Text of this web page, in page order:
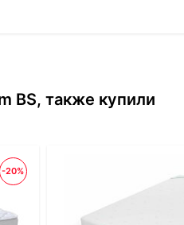
BS, также купили
-20%